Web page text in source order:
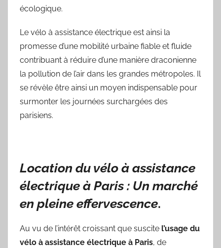
écologique.
Le vélo à assistance électrique est ainsi la
promesse d’une mobilité urbaine fiable et fluide
contribuant à réduire d’une manière draconienne
la pollution de l’air dans les grandes métropoles. Il
se révèle être ainsi un moyen indispensable pour
surmonter les journées surchargées des
parisiens.
Location du vélo à assistance
électrique à Paris : Un marché
en pleine effervescence.
Au vu de l’intérêt croissant que suscite l’usage du
vélo à assistance électrique à Paris, de